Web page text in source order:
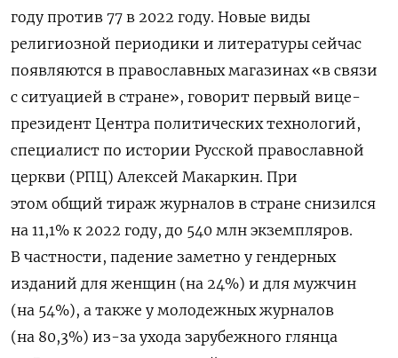
году против 77 в 2022 году. Новые виды
религиозной периодики и литературы сейчас
появляются в православных магазинах «в связи
с ситуацией в стране», говорит первый вице-
президент Центра политических технологий,
специалист по истории Русской православной
церкви (РПЦ) Алексей Макаркин. При
этом общий тираж журналов в стране снизился
на 11,1% к 2022 году, до 540 млн экземпляров.
В частности, падение заметно у гендерных
изданий для женщин (на 24%) и для мужчин
(на 54%), а также у молодежных журналов
(на 80,3%) из-за ухода зарубежного глянца